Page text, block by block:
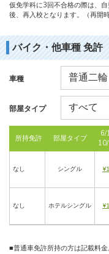
仮免学科に3回不合格の際は、
後、再入校となります。（再開
バイク・他車種 免許
車種
部屋タイプ
所持免許 部屋タイプ
6/
なし シングル
なし ホテルシングル
■普通車免許所持の方は記載料